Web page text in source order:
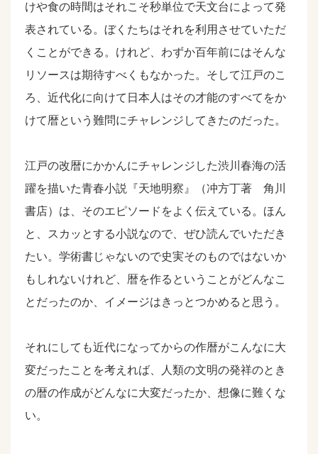
けや食の時間はそれこそ秒単位で天文台によって発
表されている。ぼくたちはそれを利用させていただ
くことができる。けれど、わずか百年前にはそんな
リソースは期待すべくもなかった。そして江戸のこ
ろ、近代化に向けて日本人はその才能のすべてをか
けて暦という難問にチャレンジしてきたのだった。
江戸の改暦にかかんにチャレンジした渋川春海の活
躍を描いた青春小説『天地明察』（冲方丁著 角川
書店）は、そのエピソードをよく伝えている。ほん
と、スカッとする小説なので、ぜひ読んでいただき
たい。学術書じゃないので史実そのものではないか
もしれないけれど、暦を作るということがどんなこ
とだったのか、イメージはきっとつかめると思う。
それにしても近代になってからの作暦がこんなに大
変だったことを考えれば、人類の文明の発祥のとき
の暦の作成がどんなに大変だったか、想像に難くな
い。